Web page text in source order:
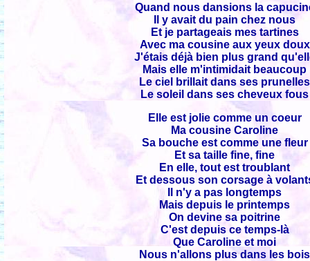
Quand nous dansions la
Il y avait du pain chez nous
Et je partageais mes tartines
Avec ma cousine aux yeux doux
J'étais déjà bien plus grand
Mais elle m'intimidait beaucoup
Le ciel brillait dans ses prunelles
Le soleil dans ses cheveux fous
Elle est jolie comme un coeur
Ma cousine Caroline
Sa bouche est comme une fleur
Et sa taille fine, fine
En elle, tout est troublant
Et dessous son corsage à
Il n'y a pas longtemps
Mais depuis le printemps
On devine sa poitrine
C'est depuis ce temps-là
Que Caroline et moi
Nous n'allons plus dans les bois